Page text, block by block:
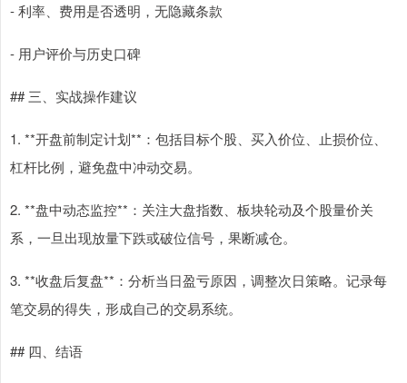
- 利率、费用是否透明，无隐藏条款
- 用户评价与历史口碑
## 三、实战操作建议
1. **开盘前制定计划**：包括目标个股、买入价位、止损价位、
杠杆比例，避免盘中冲动交易。
2. **盘中动态监控**：关注大盘指数、板块轮动及个股量价关
系，一旦出现放量下跌或破位信号，果断减仓。
3. **收盘后复盘**：分析当日盈亏原因，调整次日策略。记录每
笔交易的得失，形成自己的交易系统。
## 四、结语